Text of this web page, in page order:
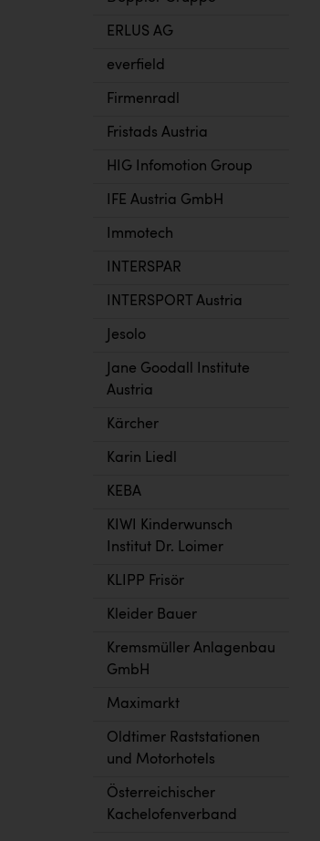
ERLUS AG
everfield
Firmenradl
Fristads Austria
HIG Infomotion Group
IFE Austria GmbH
Immotech
INTERSPAR
INTERSPORT Austria
Jesolo
Jane Goodall Institute
Austria
Kärcher
Karin Liedl
KEBA
KIWI Kinderwunsch
Institut Dr. Loimer
KLIPP Frisör
Kleider Bauer
Kremsmüller Anlagenbau
GmbH
Maximarkt
Oldtimer Raststationen
und Motorhotels
Österreichischer
Kachelofenverband